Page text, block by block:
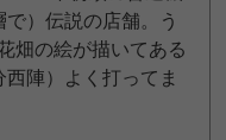
）伝説の店舗。う
畑の絵が描いてある
陣）よく打ってま